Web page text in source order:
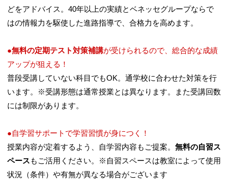
どをアドバイス。40年以上の実績とベネッセグループならで
はの情報力を駆使した進路指導で、合格力を高めます。
●無料の定期テスト対策補講が受けられるので、総合的な成績
アップが狙える！
普段受講していない科目でもOK。通学校に合わせた対策を行
います。※受講形態は通常授業とは異なります。また受講回数
には制限があります。
●自学習サポートで学習習慣が身につく！​
授業内容が定着するよう、自学習内容もご提案。 無料の自習ス
ペースもご活用ください。※自習スペースは教室によって使用
状況（条件）や有無が異なる場合がございます